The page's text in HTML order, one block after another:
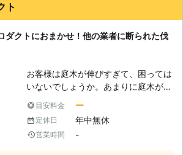
の方々の住宅に傷をつけないようにす
このように当然ですが安全第一の伐採
を続けているのです。これまで事故を
起こしたことはありません。ぜひとも
私たちに皆さまのご自宅の庭木もおま
かせください。 【マンションでの伐
採もおまかせください】 マンション
ト
ダクトにおまかせ！他の業者に断られた伐
お客様は庭木が伸びすぎて、困っては
いないでしょうか。あまりに庭木が伸
んでしまい、苦情の原因になってしま
うこともあります。そんなときは、伐
採を視野に入れてみてはいかがでしょ
目安料金 ー
定休日 年中無休
営業時間 -